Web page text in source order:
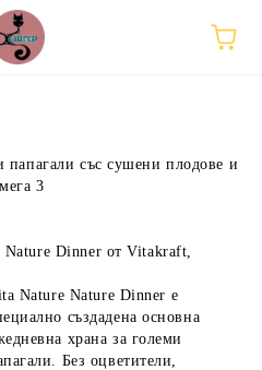
папагали със сушени плодове и
3
Nature Dinner от Vitakraft,
Nature Nature Dinner е
създадена основна
храна за големи
Без оцветители,